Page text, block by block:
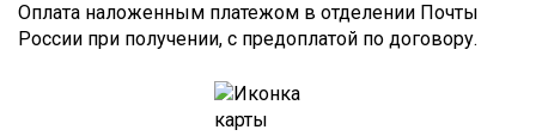
Оплата наложенным платежом в отделении Почты
России при получении, с предоплатой по договору.